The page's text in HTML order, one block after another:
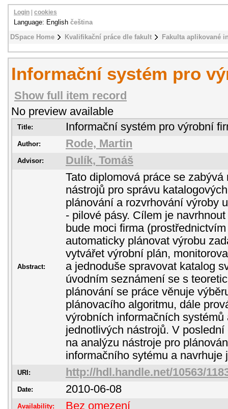
DSpace Home Kvalifikační práce dle fakult Fakulta aplikované
Login cookies
Language: English čeština
Informační systém pro
Show full item record
No preview available
Title: Informační systém pro výrobní
Author: Rode, Martin
Advisor: Dulík, Tomáš
Abstract:
Tato diplomová práce se
nástrojů pro správu
plánování a rozvrhování výroby
- pilové pásy. Cílem je
bude moci firma
automaticky plánovat výrobu
vytvářet výrobní plán,
a jednoduše spravovat katalog
úvodním seznámení se s
plánování se práce věnuje
plánovacího algoritmu, dále
výrobních informačních
jednotlivých nástrojů. V
na analýzu nástroje pro
informačního sytému a navrhuje
URI: http://hdl.handle.net/10563/
Date: 2010-06-08
Availability: Bez omezení